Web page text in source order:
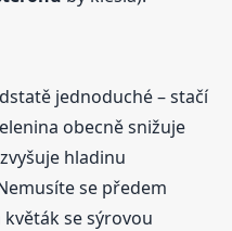
jednoduché – stačí
obecně snižuje
hladinu
se předem
se sýrovou